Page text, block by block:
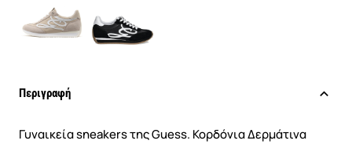
Περιγραφή
Γυναικεία sneakers της Guess. Κορδόνια Δερμάτινα